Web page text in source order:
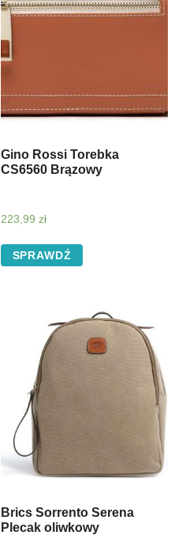
Gino Rossi Torebka
CS6560 Brązowy
223,99zł
SPRAWDŹ
Brics Sorrento Serena
Plecak oliwkowy